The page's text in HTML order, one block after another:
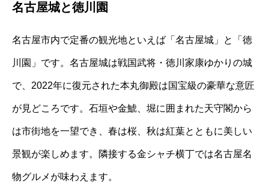
名古屋城と徳川園
名古屋市内で定番の観光地といえば「名古屋城」と「徳
川園」です。名古屋城は戦国武将・徳川家康ゆかりの城
で、2022年に復元された本丸御殿は国宝級の豪華な意匠
が見どころです。石垣や金鯱、堀に囲まれた天守閣から
は市街地を一望でき、春は桜、秋は紅葉とともに美しい
景観が楽しめます。隣接する金シャチ横丁では名古屋名
物グルメが味わえます。